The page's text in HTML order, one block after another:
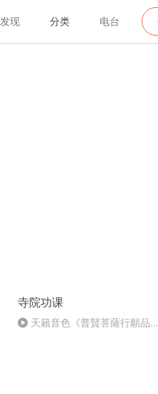
发现 分类 电台
寺院功课
天籟音色《普賢菩薩行願品》